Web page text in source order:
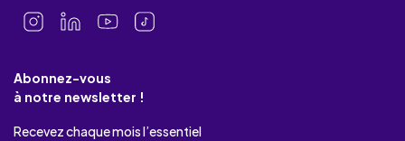
Abonnez-vous
à notre newsletter !
Recevez chaque mois l’essentiel